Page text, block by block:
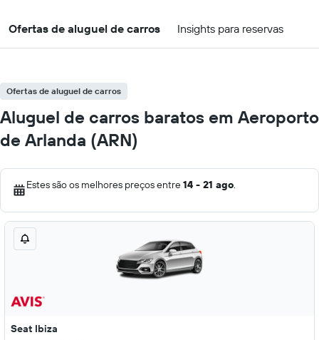
Ofertas de aluguel de carros Insights para reservas
Ofertas de aluguel de carros
Aluguel de carros baratos em Aeroporto
de Arlanda (ARN)
Estes são os melhores preços entre14 - 21 ago.
Seat Ibiza